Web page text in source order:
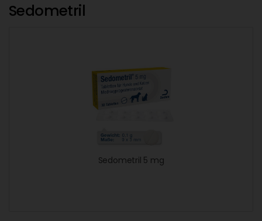
Sedometril
Sedometril 5 mg